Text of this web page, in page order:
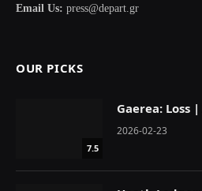
Email Us: press@depart.gr
OUR PICKS
7.5
Gaerea: Loss
2026-02-23